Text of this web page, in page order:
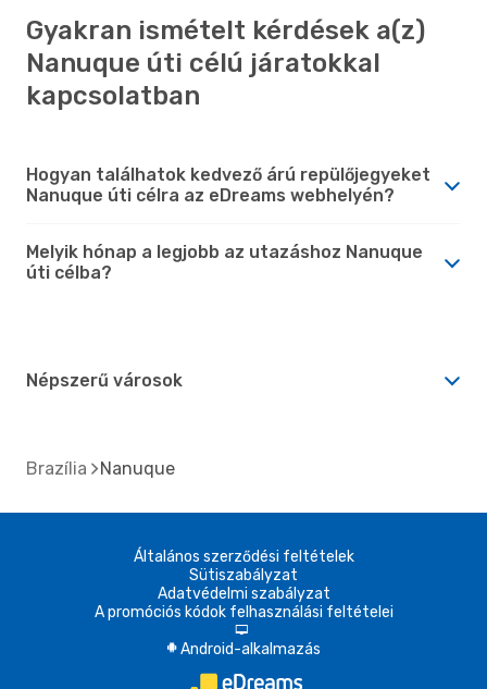
Gyakran ismételt kérdések a(z)
Nanuque úti célú járatokkal
kapcsolatban
Hogyan találhatok kedvező árú repülőjegyeket
Nanuque úti célra az eDreams webhelyén?
Melyik hónap a legjobb az utazáshoz Nanuque
úti célba?
Népszerű városok
Brazília Nanuque
Általános szerződési feltételek
Sütiszabályzat
Adatvédelmi szabályzat
A promóciós kódok felhasználási feltételei
d
A Android-alkalmazás